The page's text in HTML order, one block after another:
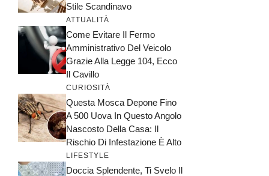
Stile Scandinavo
ATTUALITÀ
Come Evitare Il Fermo
Amministrativo Del Veicolo
Grazie Alla Legge 104, Ecco
Il Cavillo
CURIOSITÀ
Questa Mosca Depone Fino
A 500 Uova In Questo Angolo
Nascosto Della Casa: Il
Rischio Di Infestazione È Alto
LIFESTYLE
Doccia Splendente, Ti Svelo Il